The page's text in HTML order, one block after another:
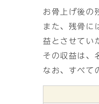
お骨上げ後の
また、残骨に
益とさせてい
その収益は、
なお、すべて